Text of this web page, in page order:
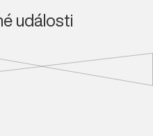
události